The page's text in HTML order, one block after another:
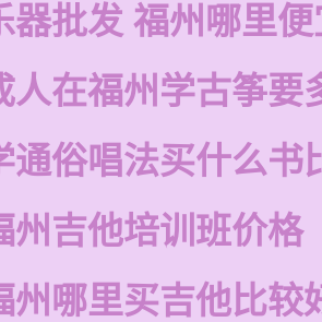
器批发 福州哪里
人在福州学古筝要
通俗唱法买什么书
州吉他培训班价格
州哪里买吉他比较